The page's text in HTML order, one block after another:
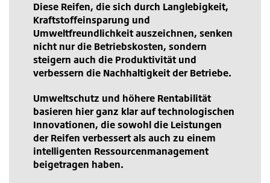
Diese Reifen, die sich durch Langlebigkeit,
Kraftstoffeinsparung und
Umweltfreundlichkeit auszeichnen, senken
nicht nur die Betriebskosten, sondern
steigern auch die Produktivität und
verbessern die Nachhaltigkeit der Betriebe.
Umweltschutz und höhere Rentabilität
basieren hier ganz klar auf technologischen
Innovationen, die sowohl die Leistungen
der Reifen verbessert als auch zu einem
intelligenten Ressourcenmanagement
beigetragen haben.